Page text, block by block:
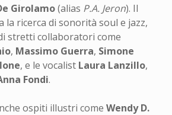
Girolamo(alias P.A. Jeron). Il
ricerca di sonorità soul e jazz,
stretti collaboratori come
, Massimo Guerra, Simone
, e le vocalist Laura Lanzillo,
Fondi.
ospiti illustri come Wendy D.